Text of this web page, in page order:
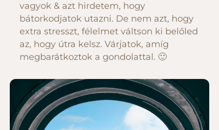
vagyok & azt hirdetem, hogy
bátorkodjatok utazni. De nem azt, hogy
extra stresszt, félelmet váltson ki belőled
az, hogy útra kelsz. Várjatok, amíg
megbarátkoztok a gondolattal. 🙂